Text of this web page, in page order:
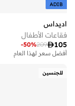
ADIB
اديداس
فقاعات الأطفال
105
209
-50%
أفضل سعر لهذا العام
للجنسين